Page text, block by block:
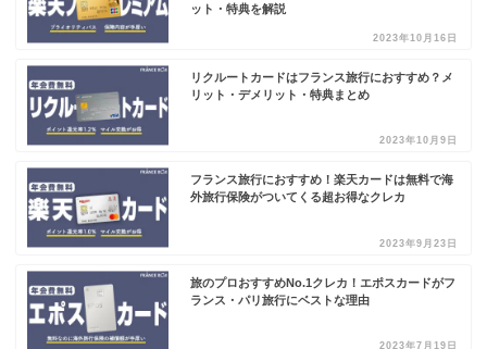
ット・特典を解説
2023年10月16日
リクルートカードはフランス旅行におすすめ？メ
リット・デメリット・特典まとめ
2023年10月9日
フランス旅行におすすめ！楽天カードは無料で海
外旅行保険がついてくる超お得なクレカ
2023年9月23日
旅のプロおすすめNo.1クレカ！エポスカードがフ
ランス・パリ旅行にベストな理由
2023年7月19日